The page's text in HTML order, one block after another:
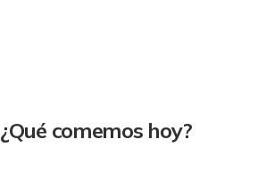
¿Qué comemos hoy?